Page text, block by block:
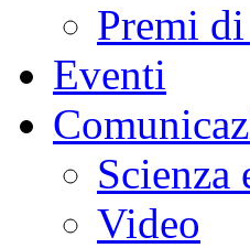
Premi
Eventi
Scienza
Video